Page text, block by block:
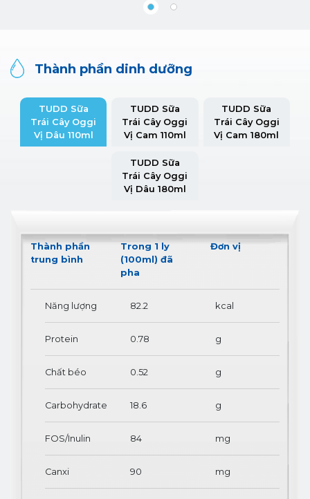
Thành phần dinh dưỡng
Thành phần
trung bình
Trong 1 ly
(100ml) đã
pha
Đơn vị
Năng lượng 82.2 kcal
Protein 0.78 g
Chất béo 0.52 g
Carbohydrate 18.6 g
FOS/Inulin 84 mg
Canxi 90 mg
TUDD Sữa
Trái Cây Oggi
Vị Dâu 110ml
TUDD Sữa
Trái Cây Oggi
Vị Cam 110ml
TUDD Sữa
Trái Cây Oggi
Vị Cam 180ml
TUDD Sữa
Trái Cây Oggi
Vị Dâu 180ml